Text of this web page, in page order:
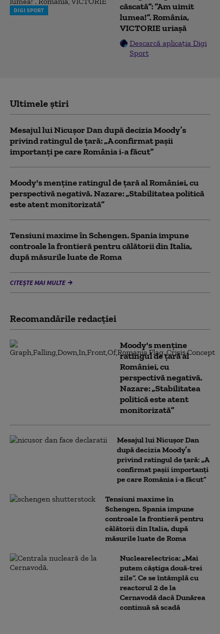
DIGI SPORT
căscată”: ”Am uimit
lumea!”. România,
VICTORIE uriașă
Descarcă aplicația Digi
Sport
Ultimele știri
Mesajul lui Nicușor Dan după decizia Moody’s
privind ratingul de țară: „A confirmat pașii
importanți pe care România i-a făcut”
Moody's menține ratingul de țară al României, cu
perspectivă negativă. Nazare: „Stabilitatea politică
este atent monitorizată”
Tensiuni maxime în Schengen. Spania impune
controale la frontieră pentru călătorii din Italia,
după măsurile luate de Roma
CITEȘTE MAI MULTE
Recomandările redacţiei
Moody's menține
ratingul de țară al
României, cu
perspectivă negativă.
Nazare: „Stabilitatea
politică este atent
monitorizată”
Mesajul lui Nicușor Dan
după decizia Moody’s
privind ratingul de țară: „A
confirmat pașii importanți
pe care România i-a făcut”
Tensiuni maxime în
Schengen. Spania impune
controale la frontieră pentru
călătorii din Italia, după
măsurile luate de Roma
Nuclearelectrica: „Mai
putem câștiga două-trei
zile”. Ce se întâmplă cu
reactorul 2 de la
Cernavodă dacă Dunărea
continuă să scadă